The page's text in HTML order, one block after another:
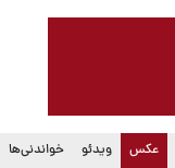
عکس
(current) ویدئو خواندنی‌ها